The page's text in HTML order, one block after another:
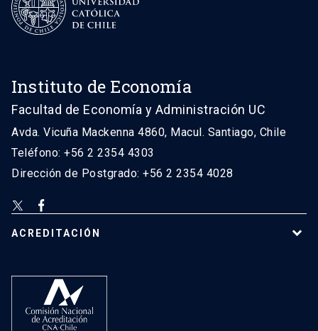
Instituto de Economía
Facultad de Economía y Administración UC
Avda. Vicuña Mackenna 4860, Macul. Santiago, Chile
Teléfono: +56 2 2354 4303
Dirección de Postgrado: +56 2 2354 4028
ACREDITACIÓN